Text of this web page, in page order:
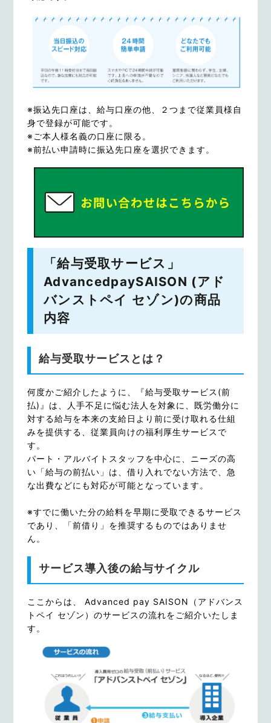
※振込先口座は、給与口座の他、２つまで従業員様自
身で登録が可能です。
※ご本人様名義の口座に限る。
※前払い申請時に振込先口座を選択できます。
「給与受取サービス」
AdvancedpaySAISON (アド
バンストペイ セゾン)の商品
内容
給与受取サービスとは？
何度かご紹介したように、『給与受取サービス(前
払)』は、人手不足に悩む法人を対象に、既労働分に
対する給与を本来の支給日より前に受け取れる仕組
みを提供する、従業員向けの福利厚生サービスで
す。
パート・アルバイトスタッフを中心に、ニーズの高
い「給与の前払い」は、借り入れでない方法で、急
な出費などにも対応が可能となっています。
※すでに働いた分の給料を早期に受取できるサービス
であり、「前借り」を推奨するものではありませ
ん。
サービス導入後の給与サイクル
ここからは、 Advanced pay SAISON（アドバンス
トペイ セゾン）のサービスの流れをご紹介いたしま
す。